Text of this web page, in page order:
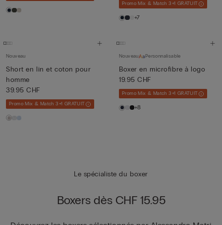
Promo Mix & Match 3+1 GRATUIT
+7
Nouveau
Short en lin et coton pour
homme
39.95 CHF
Promo Mix & Match 3+1 GRATUIT
Nouveau Personnalisable
Boxer en microfibre à logo
19.95 CHF
Promo Mix & Match 3+1 GRATUIT
+8
Le spécialiste du boxer
Boxers dès CHF 15.95